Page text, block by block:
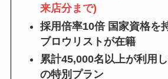
来店分まで)
採用倍率10倍 国家資格を
ブロウリストが在籍
累計45,000名以上が利用
の特別プラン